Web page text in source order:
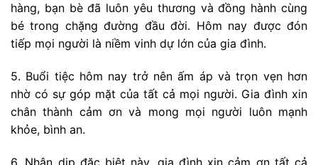
hàng, bạn bè đã luôn yêu thương và đồng hành cùng
bé trong chặng đường đầu đời. Hôm nay được đón
tiếp mọi người là niềm vinh dự lớn của gia đình.
5. Buổi tiệc hôm nay trở nên ấm áp và trọn vẹn hơn
nhờ có sự góp mặt của tất cả mọi người. Gia đình xin
chân thành cảm ơn và mong mọi người luôn mạnh
khỏe, bình an.
6. Nhân dịp đặc biệt này, gia đình xin cảm ơn tất cả